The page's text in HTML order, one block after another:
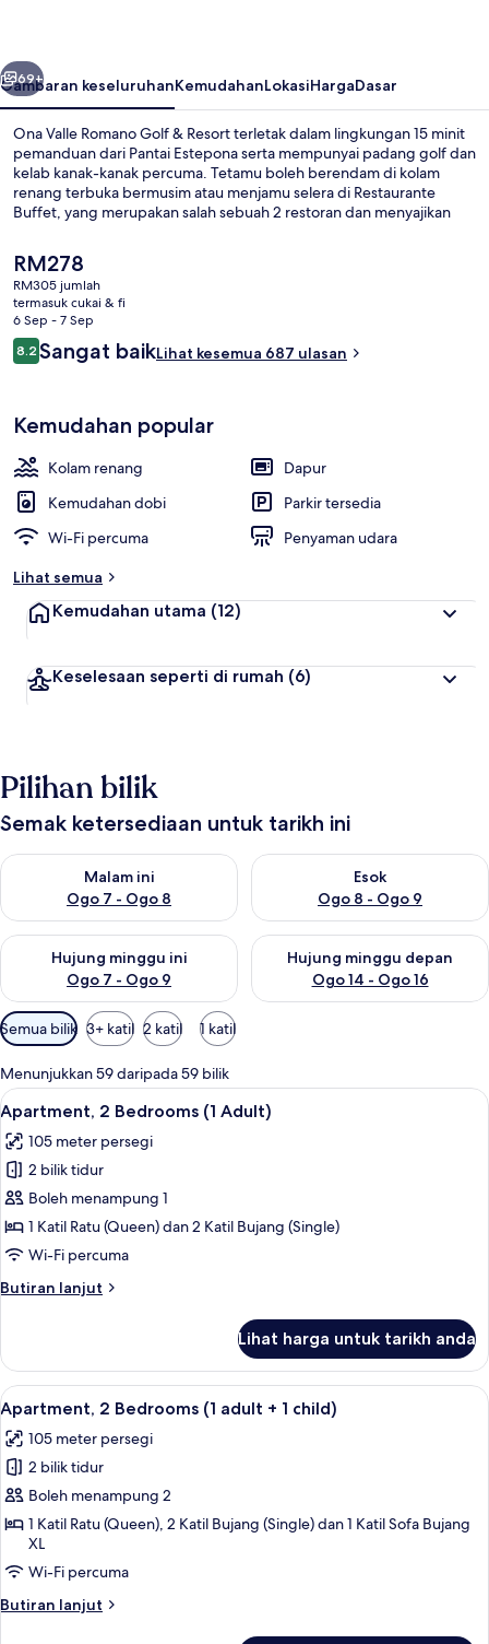
Resort
Seterusnya
69+
Gambaran keseluruhanKemudahanLokasiHargaDasar
Ona Valle Romano Golf & Resort terletak dalam lingkungan 15 minit
pemanduan dari Pantai Estepona serta mempunyai padang golf dan
kelab kanak-kanak percuma. Tetamu boleh berendam di kolam
renang terbuka bermusim atau menjamu selera di Restaurante
Buffet, yang merupakan salah sebuah 2 restoran dan menyajikan
kolam, dan kemudahan dalam bilik seperti dapur dan mesin basuh /
pengering. Pengembara lain memuji tentang kakitangan.
Harga
semasa
ialah
RM278
RM278
RM305 jumlah
termasuk cukai & fi
6 Sep - 7 Sep
Ulasan
8.28.2 daripada 10
Sangat baikLihat kesemua 687 ulasan
Kemudahan popular
Kolam renang
Dapur
Kemudahan dobi
Parkir tersedia
Wi-Fi percuma
Penyaman udara
Lihat semua
Kemudahan utama (12)
Keselesaan seperti di rumah (6)
Pilihan bilik
Semak ketersediaan untuk tarikh ini
Malam ini
Ogo 7 - Ogo 8
Semak ketersediaan untuk malam ini Ogo 7 - Ogo 8
Esok
Ogo 8 - Ogo 9
Semak ketersediaan untuk
Hujung minggu ini
Ogo 7 - Ogo 9
Semak ketersediaan untuk hujung minggu ini Ogo 7 - Ogo 9
Hujung minggu depan
Ogo 14 - Ogo 16
Semak ketersediaan untuk
Penapis
yang
tersedia
untuk
bilik
Semua bilik 3+ katil 2 katil 1 katil
Menunjukkan 59 daripada 59 bilik
Lihat
semua
foto
untuk
Apartment,
2
Bedrooms
Adult)
2 bilik tidur, peti besi dalam bilik,
11
Apartment, 2 Bedrooms (1 Adult)
105 meter persegi
2 bilik tidur
Boleh menampung 1
1 Katil Ratu (Queen) dan 2 Katil Bujang (Single)
Wi-Fi percuma
Butiran lanjut
Butiran
2
Bedrooms
(1
Adult)
Lihat harga untuk tarikh anda
Lihat
semua
foto
untuk
Apartment,
2
Bedrooms
(1
adult
2 bilik tidur, peti besi dalam bilik,
11
Apartment, 2 Bedrooms (1 adult + 1 child)
105 meter persegi
2 bilik tidur
Boleh menampung 2
1 Katil Ratu (Queen), 2 Katil Bujang (Single) dan 1 Katil Sofa Bujang
XL
Wi-Fi percuma
Butiran lanjut
Butiran